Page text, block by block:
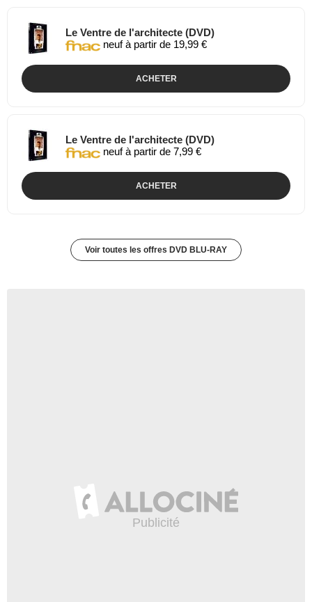
Le Ventre de l'architecte (DVD)
neuf à partir de 19,99 €
ACHETER
Le Ventre de l'architecte (DVD)
neuf à partir de 7,99 €
ACHETER
Voir toutes les offres DVD BLU-RAY